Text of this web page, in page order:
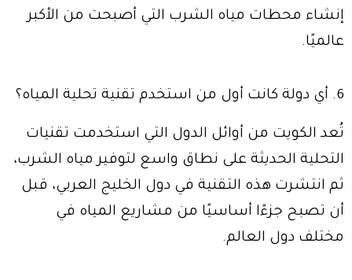
إنشاء محطات مياه الشرب التي أصبحت من الأكبر
عالميًا.
6. أي دولة كانت أول من استخدم تقنية تحلية المياه؟
تُعد الكويت من أوائل الدول التي استخدمت تقنيات
التحلية الحديثة على نطاق واسع لتوفير مياه الشرب،
ثم انتشرت هذه التقنية في دول الخليج العربي، قبل
أن تصبح جزءًا أساسيًا من مشاريع المياه في
مختلف دول العالم.